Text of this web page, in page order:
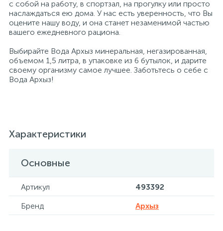
с собой на работу, в спортзал, на прогулку или просто
наслаждаться ею дома. У нас есть уверенность, что Вы
оцените нашу воду, и она станет незаменимой частью
вашего ежедневного рациона.
Выбирайте Вода Архыз минеральная, негазированная,
объемом 1,5 литра, в упаковке из 6 бутылок, и дарите
своему организму самое лучшее. Заботьтесь о себе с
Вода Архыз!
Характеристики
Основные
Артикул
493392
Бренд
Архыз
Хлорсодержащие средства
Экспресс-контроль концентрации
дезсредств
Почтовые ящики
Приставки к столам
Сейфы взломостойкие
2